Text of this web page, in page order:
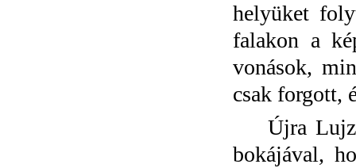
helyüket
falakon a
vonások,
csak forgott,
Újra Lujzit
bokájával,